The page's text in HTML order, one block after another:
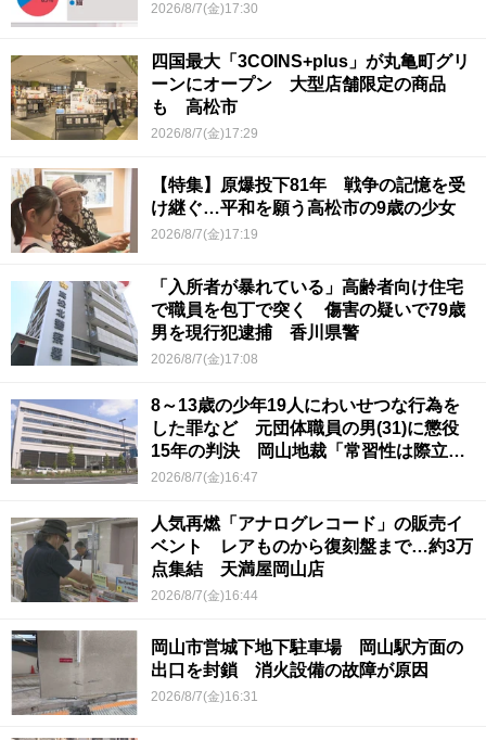
2026/8/7(金)17:30
四国最大「3COINS+plus」が丸亀町グリ
ーンにオープン 大型店舗限定の商品
も 高松市
2026/8/7(金)17:29
【特集】原爆投下81年 戦争の記憶を受
け継ぐ…平和を願う高松市の9歳の少女
2026/8/7(金)17:19
「入所者が暴れている」高齢者向け住宅
で職員を包丁で突く 傷害の疑いで79歳
男を現行犯逮捕 香川県警
2026/8/7(金)17:08
8～13歳の少年19人にわいせつな行為を
した罪など 元団体職員の男(31)に懲役
15年の判決 岡山地裁「常習性は際立っ
ていて被害結果も非常に重い」
2026/8/7(金)16:47
人気再燃「アナログレコード」の販売イ
ベント レアものから復刻盤まで…約3万
点集結 天満屋岡山店
2026/8/7(金)16:44
岡山市営城下地下駐車場 岡山駅方面の
出口を封鎖 消火設備の故障が原因
2026/8/7(金)16:31